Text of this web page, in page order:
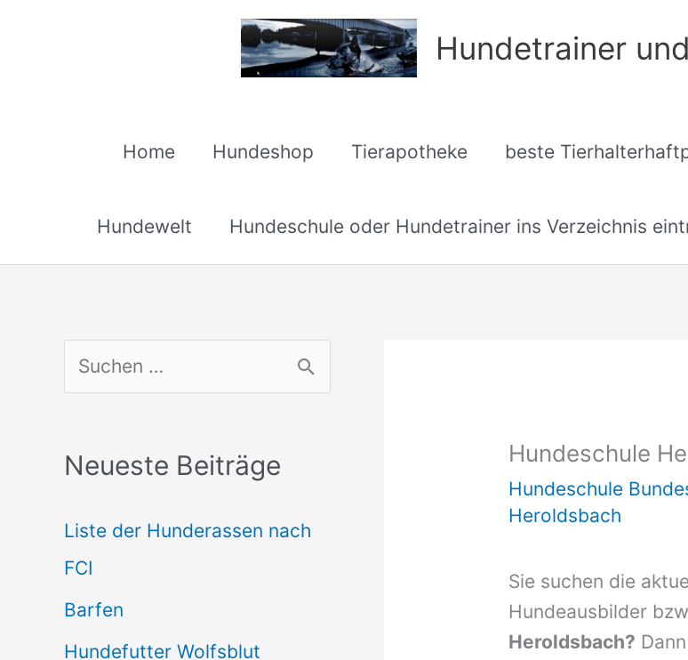
Hundetrainer
Home Hundeshop Tierapotheke beste
Hundewelt Hundeschule oder Hundetrainer ins Verzeichnis
u
h
n
n
a
Neueste Beiträge
Liste der Hunderassen nach
FCI
Barfen
Hundefutter Wolfsblut
Hundeschule
Hundeschule
Heroldsbach
Sie suchen die
Hundeausbilder
Heroldsbach?